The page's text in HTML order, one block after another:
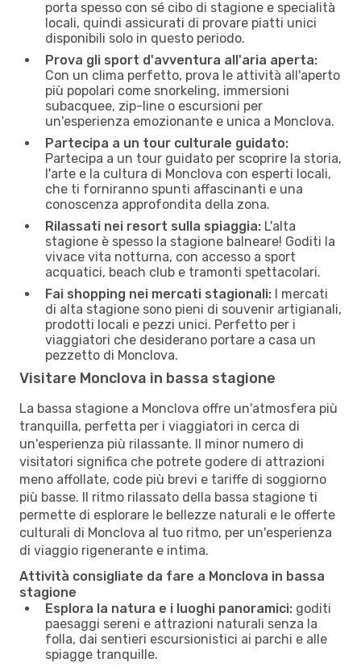
porta spesso con sé cibo di stagione e specialità
locali, quindi assicurati di provare piatti unici
disponibili solo in questo periodo.
Prova gli sport d'avventura all'aria aperta:
Con un clima perfetto, prova le attività all'aperto
più popolari come snorkeling, immersioni
subacquee, zip-line o escursioni per
un'esperienza emozionante e unica a Monclova.
Partecipa a un tour culturale guidato:
Partecipa a un tour guidato per scoprire la storia,
l'arte e la cultura di Monclova con esperti locali,
che ti forniranno spunti affascinanti e una
conoscenza approfondita della zona.
Rilassati nei resort sulla spiaggia: L'alta
stagione è spesso la stagione balneare! Goditi la
vivace vita notturna, con accesso a sport
acquatici, beach club e tramonti spettacolari.
Fai shopping nei mercati stagionali: I mercati
di alta stagione sono pieni di souvenir artigianali,
prodotti locali e pezzi unici. Perfetto per i
viaggiatori che desiderano portare a casa un
pezzetto di Monclova.
Visitare Monclova in bassa stagione
La bassa stagione a Monclova offre un'atmosfera più
tranquilla, perfetta per i viaggiatori in cerca di
un'esperienza più rilassante. Il minor numero di
visitatori significa che potrete godere di attrazioni
meno affollate, code più brevi e tariffe di soggiorno
più basse. Il ritmo rilassato della bassa stagione ti
permette di esplorare le bellezze naturali e le offerte
culturali di Monclova al tuo ritmo, per un'esperienza
di viaggio rigenerante e intima.
Attività consigliate da fare a Monclova in bassa
stagione
Esplora la natura e i luoghi panoramici: goditi
paesaggi sereni e attrazioni naturali senza la
folla, dai sentieri escursionistici ai parchi e alle
spiagge tranquille.